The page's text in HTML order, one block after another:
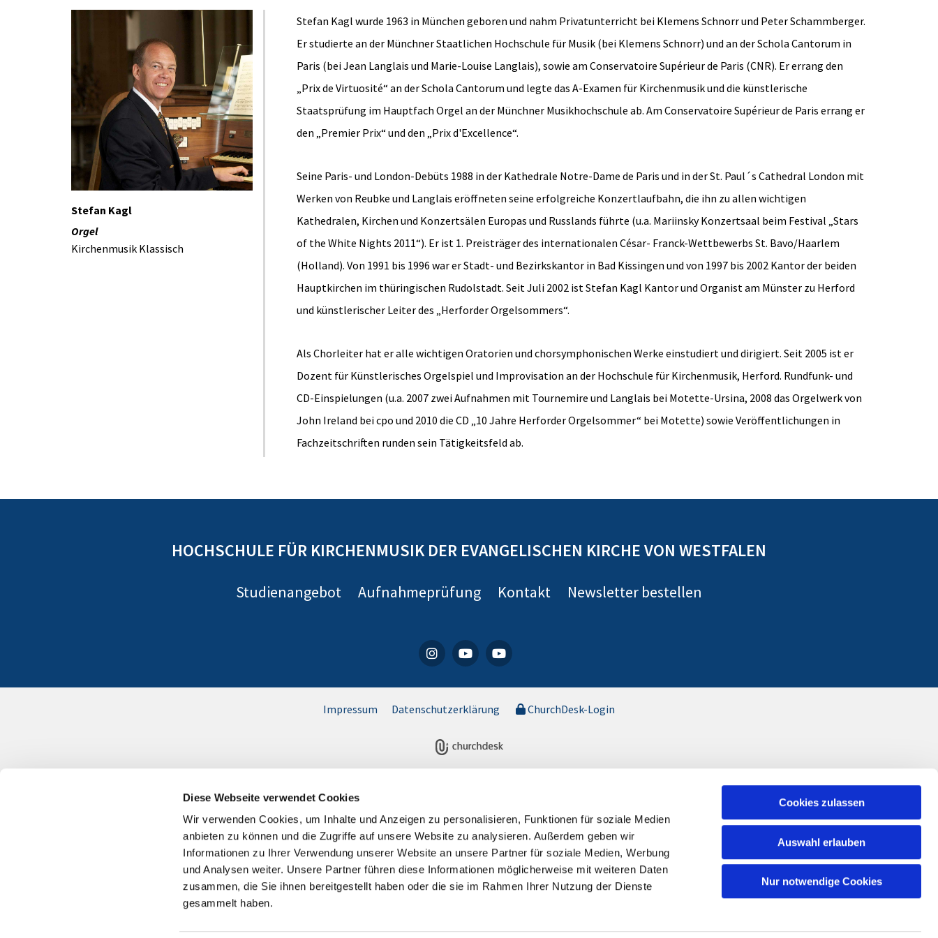
Diese Webseite verwendet Cookies
Wir verwenden Cookies, um Inhalte und Anzeigen zu personalisieren, Funktionen für soziale Medien
anbieten zu können und die Zugriffe auf unsere Website zu analysieren. Außerdem geben wir
Informationen zu Ihrer Verwendung unserer Website an unsere Partner für soziale Medien, Werbung
und Analysen weiter. Unsere Partner führen diese Informationen möglicherweise mit weiteren Daten
zusammen, die Sie ihnen bereitgestellt haben oder die sie im Rahmen Ihrer Nutzung der Dienste
gesammelt haben.
Cookies zulassen
Auswahl erlauben
Nur notwendige Cookies
Stefan Kagl
Orgel
Kirchenmusik Klassisch
Stefan Kagl wurde 1963 in München geboren und nahm Privatunterricht bei Klemens Schnorr und Peter Schammberger.
Er studierte an der Münchner Staatlichen Hochschule für Musik (bei Klemens Schnorr) und an der Schola Cantorum in
Paris (bei Jean Langlais und Marie-Louise Langlais), sowie am Conservatoire Supérieur de Paris (CNR). Er errang den
„Prix de Virtuosité“ an der Schola Cantorum und legte das A-Examen für Kirchenmusik und die künstlerische
Staatsprüfung im Hauptfach Orgel an der Münchner Musikhochschule ab. Am Conservatoire Supérieur de Paris errang er
den „Premier Prix“ und den „Prix d'Excellence“.
Seine Paris- und London-Debüts 1988 in der Kathedrale Notre-Dame de Paris und in der St. Paul´s Cathedral London mit
Werken von Reubke und Langlais eröffneten seine erfolgreiche Konzertlaufbahn, die ihn zu allen wichtigen
Kathedralen, Kirchen und Konzertsälen Europas und Russlands führte (u.a. Mariinsky Konzertsaal beim Festival „Stars
of the White Nights 2011“). Er ist 1. Preisträger des internationalen César- Franck-Wettbewerbs St. Bavo/Haarlem
(Holland). Von 1991 bis 1996 war er Stadt- und Bezirkskantor in Bad Kissingen und von 1997 bis 2002 Kantor der beiden
Hauptkirchen im thüringischen Rudolstadt. Seit Juli 2002 ist Stefan Kagl Kantor und Organist am Münster zu Herford
und künstlerischer Leiter des „Herforder Orgelsommers“.
Als Chorleiter hat er alle wichtigen Oratorien und chorsymphonischen Werke einstudiert und dirigiert. Seit 2005 ist er
Dozent für Künstlerisches Orgelspiel und Improvisation an der Hochschule für Kirchenmusik, Herford. Rundfunk- und
CD-Einspielungen (u.a. 2007 zwei Aufnahmen mit Tournemire und Langlais bei Motette-Ursina, 2008 das Orgelwerk von
John Ireland bei cpo und 2010 die CD „10 Jahre Herforder Orgelsommer“ bei Motette) sowie Veröffentlichungen in
Fachzeitschriften runden sein Tätigkeitsfeld ab.
HOCHSCHULE FÜR KIRCHENMUSIK DER EVANGELISCHEN KIRCHE VON WESTFALEN
Studienangebot Aufnahmeprüfung Kontakt Newsletter bestellen
Impressum Datenschutzerklärung ChurchDesk-Login